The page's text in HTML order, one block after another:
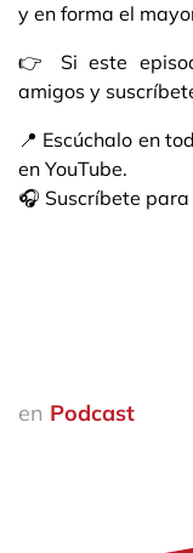
y en forma el
👉 Si este
amigos y
📍 Escúchalo en
en YouTube.
🎧 Suscríbete
en Podcast